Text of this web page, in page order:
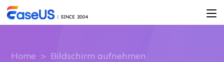
Home > Bildschirm aufnehmen